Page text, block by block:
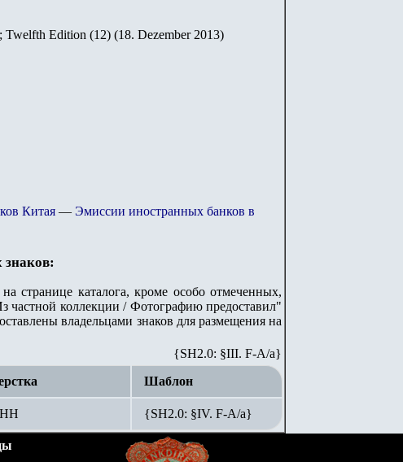
Twelfth Edition (12) (18. Dezember 2013)
Китая — Эмиссии иностранных банков в
странице каталога, кроме особо отмеченных,
частной коллекции / Фотографию предоставил"
владельцами знаков для размещения на
{SH2.0: §III. F-A/а}
Шаблон
{SH2.0: §IV. F-А/а}